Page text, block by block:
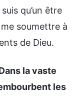
qu’un être
soumettre à
de Dieu.
la vaste
les